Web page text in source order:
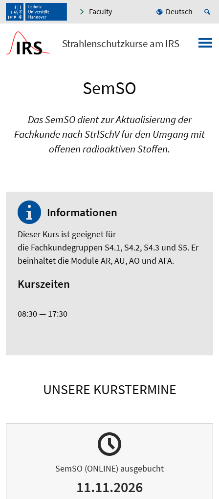
Faculty Deutsch
Strahlenschutzkurse am IRS
SemSO
Das SemSO dient zur Aktualisierung der
Fachkunde nach StrlSchV für den Umgang mit
offenen radioaktiven Stoffen.
Informationen
Dieser Kurs ist geeignet für
die Fachkundegruppen S4.1, S4.2, S4.3 und S5. Er
beinhaltet die Module AR, AU, AO und AFA.
Kurszeiten
08:30 — 17:30
UNSERE KURSTERMINE
SemSO (ONLINE) ausgebucht
11.11.2026